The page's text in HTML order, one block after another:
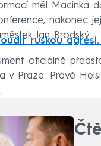
měl Macinka
nakonec
Jan Brodský.
ruskou
oficiálně
v Praze. Právě